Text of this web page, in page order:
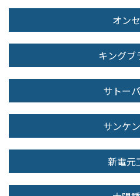
オン
キングブ
サトー
サンケ
新電元